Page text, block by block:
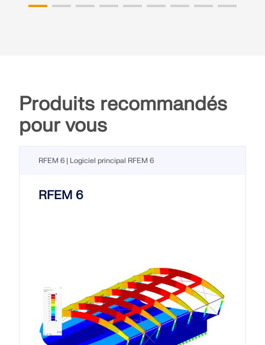
Produits recommandés
pour vous
RFEM 6 | Logiciel principal RFEM 6
RFEM 6